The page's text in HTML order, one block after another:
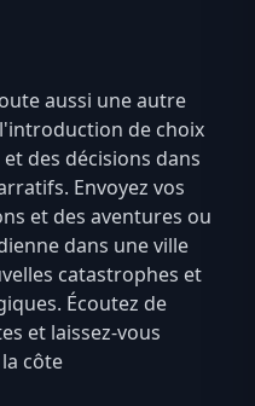
aussi une autre
de choix
des décisions dans
Envoyez vos
et des aventures ou
dans une ville
catastrophes et
Écoutez de
et laissez-vous
côte